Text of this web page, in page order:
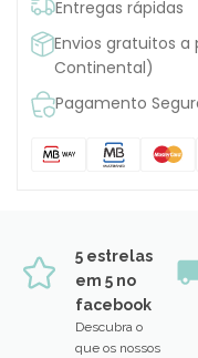
Entregas rápidas
Envios gratuitos
Continental)
Pagamento
5 estrelas
em 5 no
facebook
Descubra o
que os nossos